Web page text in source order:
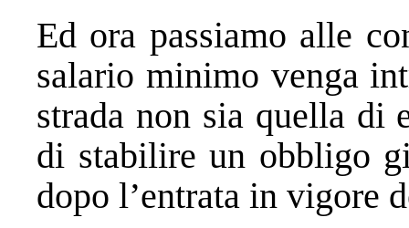
Ed ora passiamo alle
salario minimo venga
strada non sia quella di
di stabilire un obbligo
dopo l’entrata in vigore